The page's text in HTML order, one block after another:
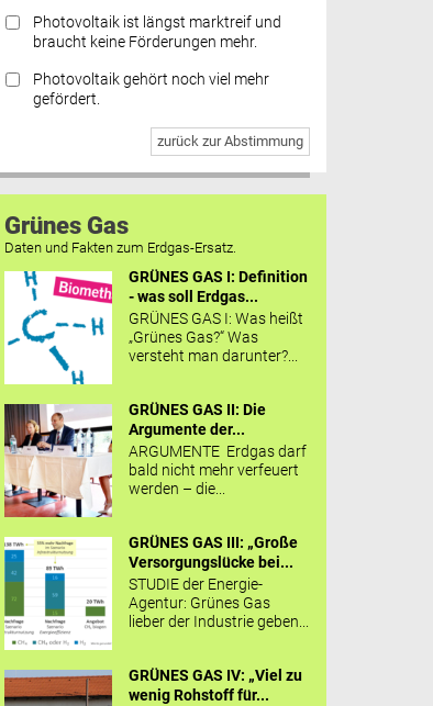
Photovoltaik ist längst marktreif und
braucht keine Förderungen mehr.
Photovoltaik gehört noch viel mehr
gefördert.
zurück zur Abstimmung
Grünes Gas
Daten und Fakten zum Erdgas-Ersatz.
GRÜNES GAS I: Definition
- was soll Erdgas...
GRÜNES GAS I: Was heißt
„Grünes Gas?“ Was
versteht man darunter?...
GRÜNES GAS II: Die
Argumente der...
ARGUMENTE Erdgas darf
bald nicht mehr verfeuert
werden – die...
GRÜNES GAS III: „Große
Versorgungslücke bei...
STUDIE der Energie-
Agentur: Grünes Gas
lieber der Industrie geben...
GRÜNES GAS IV: „Viel zu
wenig Rohstoff für...